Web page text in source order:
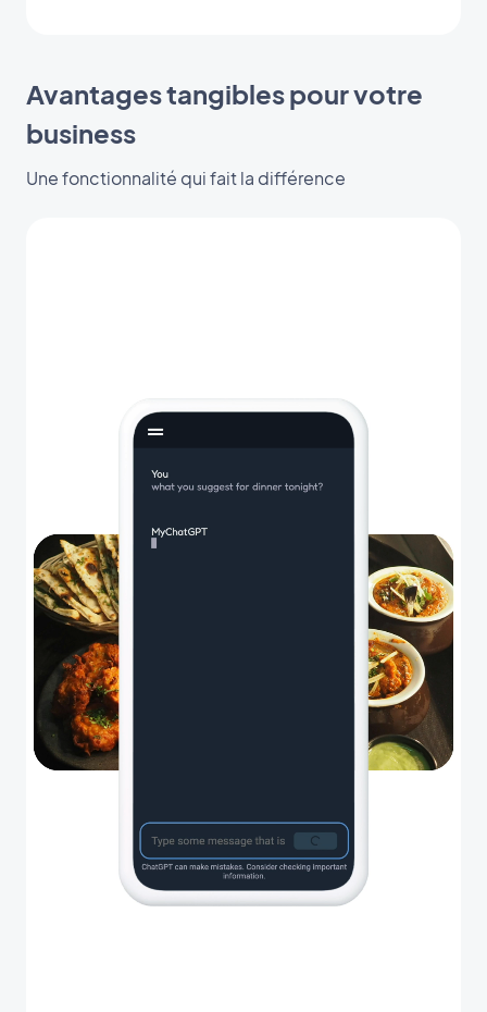
Avantages tangibles pour votre
business
Une fonctionnalité qui fait la différence